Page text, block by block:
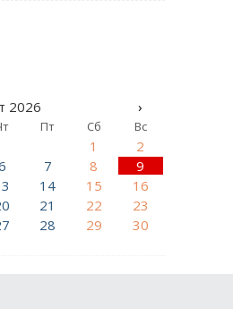
2026 ›
Пт Сб Вс
1
2
7 8
9
14 15
16
21 22
23
28 29
30